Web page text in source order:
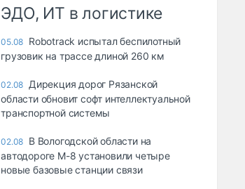
ЭДО, ИТ в логистике
05.08 Robotrack испытал беспилотный
грузовик на трассе длиной 260 км
02.08 Дирекция дорог Рязанской
области обновит софт интеллектуальной
транспортной системы
02.08 В Вологодской области на
автодороге М-8 установили четыре
новые базовые станции связи